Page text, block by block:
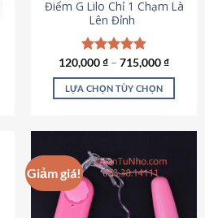
Điểm G Lilo Chỉ 1 Chạm Là
Lên Đỉnh
Được xếp
hạng4.85
5 sao
120,000₫ – 715,000₫
LỰA CHỌN TÙY CHỌN
có
nhiều
biến
thể.
Giảm giá!